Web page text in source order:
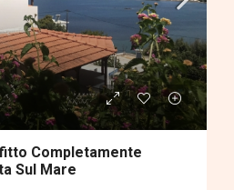
Completamente
Sul Mare